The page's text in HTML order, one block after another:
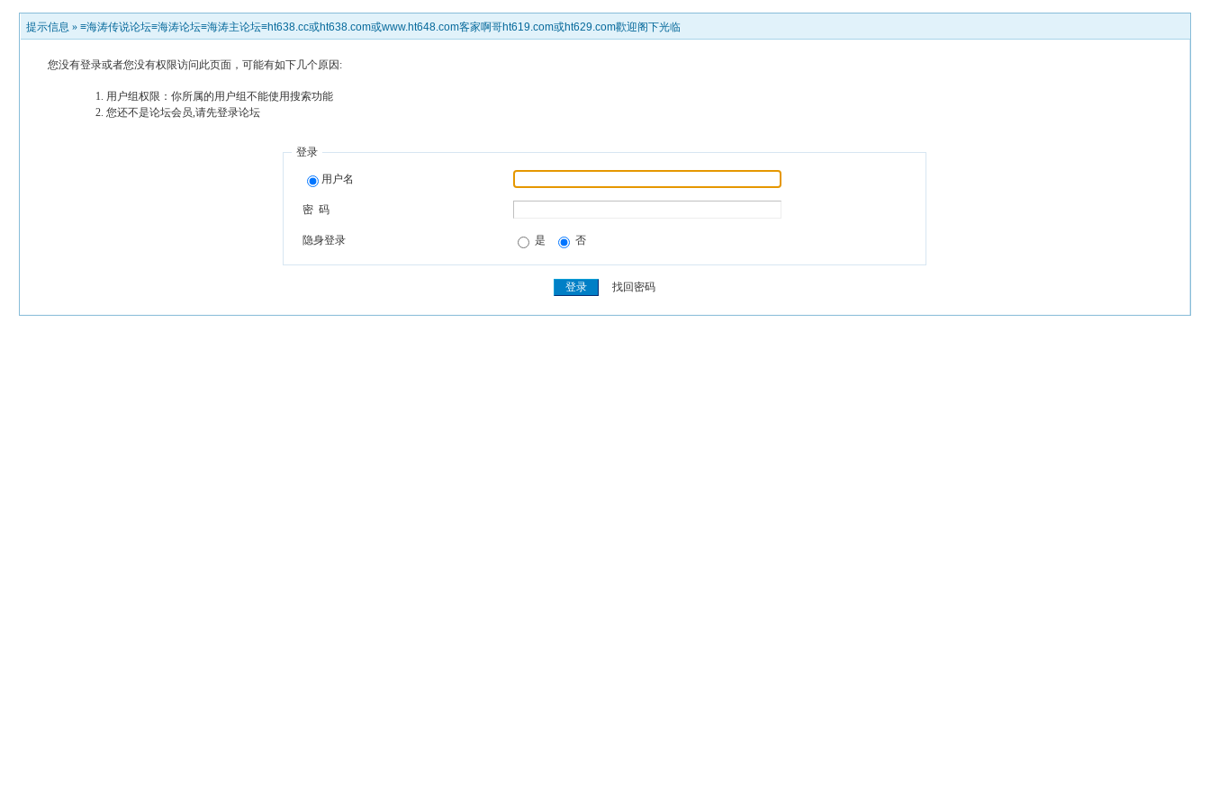
提示信息 » ≡海涛传说论坛≡海涛论坛≡海涛主论坛≡ht638.cc或ht638.com或www.ht648.com客家啊哥ht619.com或ht629.com歡迎阁下光临
您没有登录或者您没有权限访问此页面，可能有如下几个原因:
用户组权限：你所属的用户组不能使用搜索功能
您还不是论坛会员,请先登录论坛
登录
用户名
密 码
隐身登录 是 否
找回密码